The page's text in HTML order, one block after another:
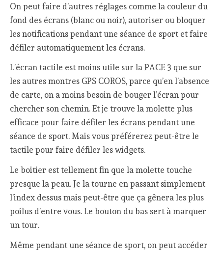
On peut faire d’autres réglages comme la couleur du
fond des écrans (blanc ou noir), autoriser ou bloquer
les notifications pendant une séance de sport et faire
défiler automatiquement les écrans.
L’écran tactile est moins utile sur la PACE 3 que sur
les autres montres GPS COROS, parce qu’en l’absence
de carte, on a moins besoin de bouger l’écran pour
chercher son chemin. Et je trouve la molette plus
efficace pour faire défiler les écrans pendant une
séance de sport. Mais vous préférerez peut-être le
tactile pour faire défiler les widgets.
Le boitier est tellement fin que la molette touche
presque la peau. Je la tourne en passant simplement
l’index dessus mais peut-être que ça gênera les plus
poilus d’entre vous. Le bouton du bas sert à marquer
un tour.
Même pendant une séance de sport, on peut accéder